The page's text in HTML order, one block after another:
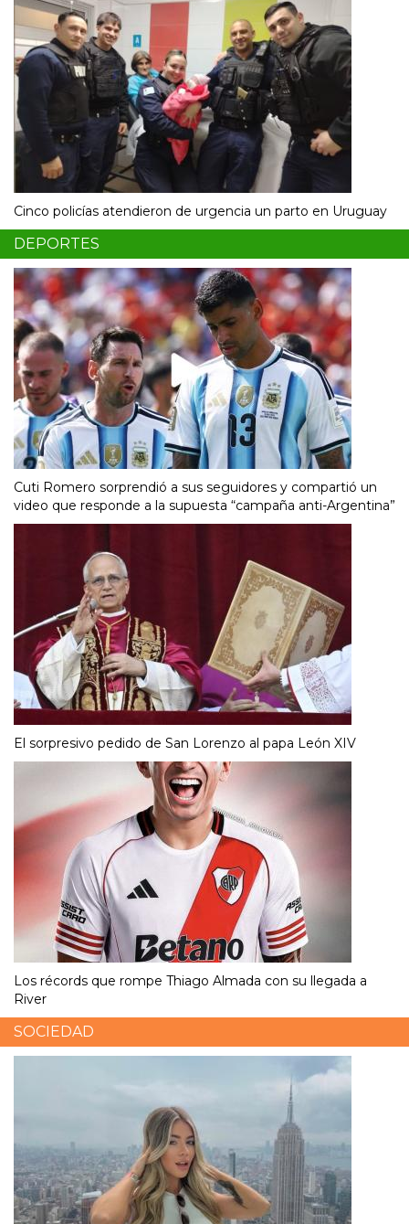
Cinco policías atendieron de urgencia un parto en Uruguay
DEPORTES
Cuti Romero sorprendió a sus seguidores y compartió un
video que responde a la supuesta “campaña anti-Argentina”
El sorpresivo pedido de San Lorenzo al papa León XIV
Los récords que rompe Thiago Almada con su llegada a
River
SOCIEDAD